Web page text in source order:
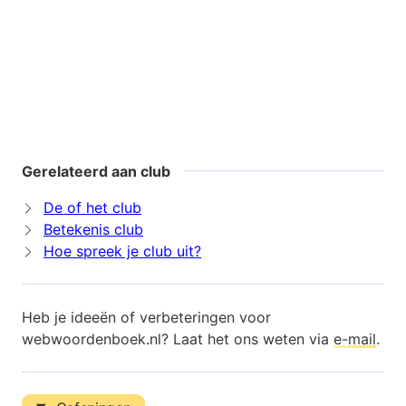
Gerelateerd aan club
De of het club
Betekenis club
Hoe spreek je club uit?
Heb je ideeën of verbeteringen voor
webwoordenboek.nl? Laat het ons weten via e-mail.